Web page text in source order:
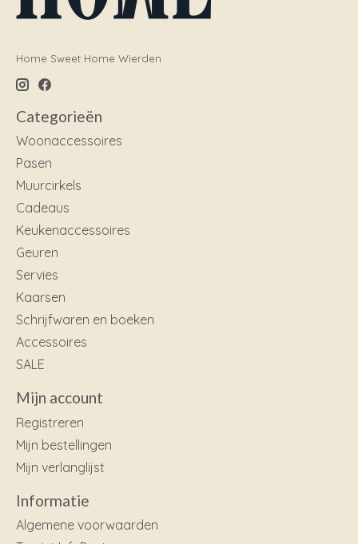
Home Sweet Home Wierden
Categorieën
Woonaccessoires
Pasen
Muurcirkels
Cadeaus
Keukenaccessoires
Geuren
Servies
Kaarsen
Schrijfwaren en boeken
Accessoires
SALE
Mijn account
Registreren
Mijn bestellingen
Mijn verlanglijst
Informatie
Algemene voorwaarden